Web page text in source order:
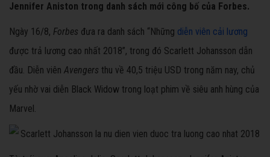
Jennifer Aniston trong danh sách mới công bố của Forbes.
Ngày 16/8, Forbes đưa ra danh sách “Những diễn viên cải lương
được trả lương cao nhất 2018”, trong đó Scarlett Johansson dẫn
đầu. Diễn viên Avengers thu về 40,5 triệu USD trong năm nay, chủ
yếu nhờ vai diễn Black Widow trong loạt phim về siêu anh hùng của
Marvel.